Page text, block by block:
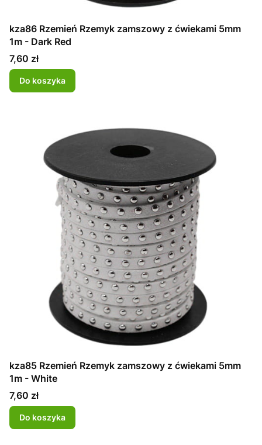
kza86 Rzemień Rzemyk zamszowy z ćwiekami 5mm
1m - Dark Red
Cena
7,60 zł
Do koszyka
kza85 Rzemień Rzemyk zamszowy z ćwiekami 5mm
1m - White
Cena
7,60 zł
Do koszyka